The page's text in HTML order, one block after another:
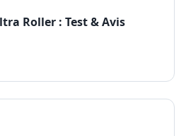
Roller : Test & Avis